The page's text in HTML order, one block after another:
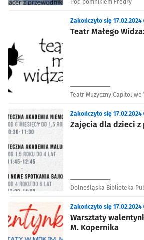
Teatr Małego
Zakończyło się
Teatr Muzyczny Capitol we
Zajęcia dla dzieci z
Zakończyło się
Dolnośląska Biblioteka
Warsztaty
M. Kopernika
Zakończyło się